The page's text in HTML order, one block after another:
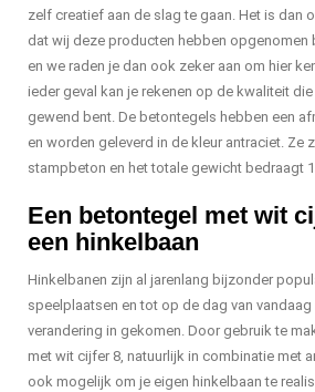
zelf creatief aan de slag te gaan. Het is dan
dat wij deze producten hebben opgenomen
en we raden je dan ook zeker aan om hier
ieder geval kan je rekenen op de kwaliteit
gewend bent. De betontegels hebben een
en worden geleverd in de kleur antraciet. Ze
stampbeton en het totale gewicht bedraagt
Een betontegel met wit
een hinkelbaan
Hinkelbanen zijn al jarenlang bijzonder
speelplaatsen en tot op de dag van
verandering in gekomen. Door gebruik te
met wit cijfer 8, natuurlijk in combinatie met
ook mogelijk om je eigen hinkelbaan te